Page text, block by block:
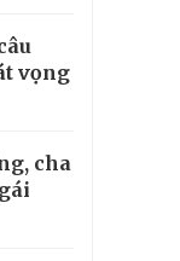
vọng
cha